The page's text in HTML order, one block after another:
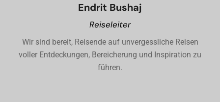
Endrit Bushaj
Reiseleiter
Wir sind bereit, Reisende auf unvergessliche Reisen
voller Entdeckungen, Bereicherung und Inspiration zu
führen.